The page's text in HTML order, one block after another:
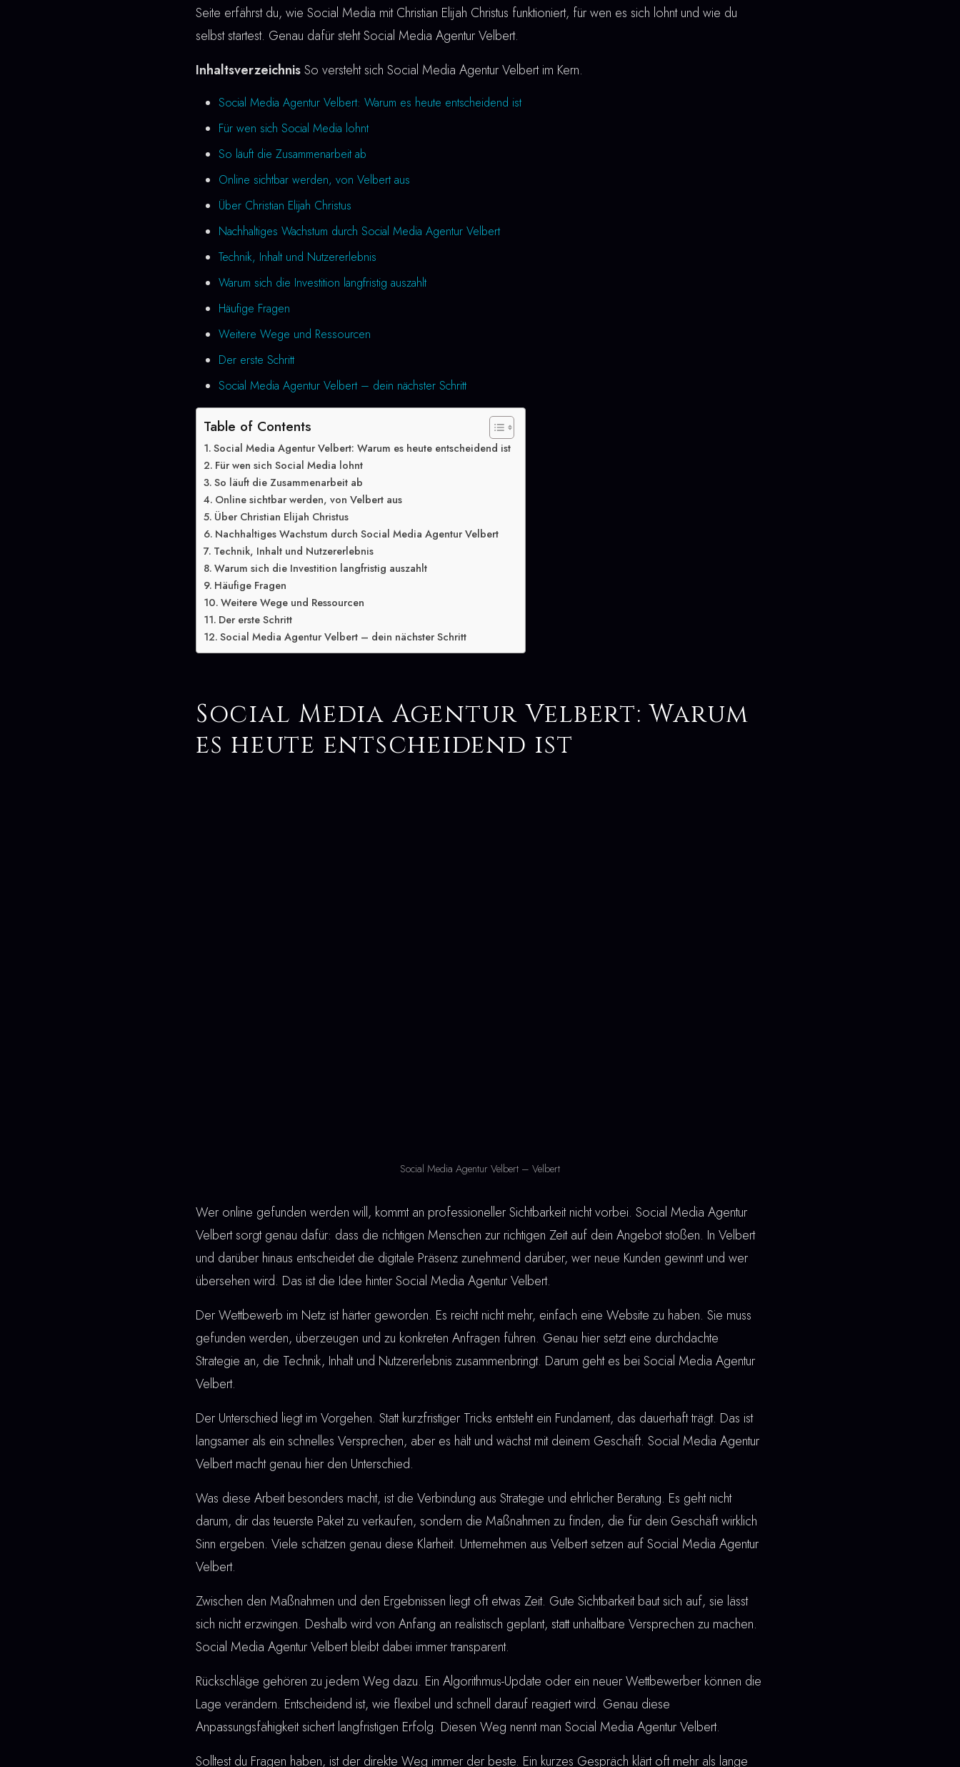
Seite erfährst du, wie Social Media mit Christian Elijah Christus funktioniert, für wen es sich lohnt und wie du
selbst startest. Genau dafür steht Social Media Agentur Velbert.
InhaltsverzeichnisSo versteht sich Social Media Agentur Velbert im Kern.
Social Media Agentur Velbert: Warum es heute entscheidend ist
Für wen sich Social Media lohnt
So läuft die Zusammenarbeit ab
Online sichtbar werden, von Velbert aus
Über Christian Elijah Christus
Nachhaltiges Wachstum durch Social Media Agentur Velbert
Technik, Inhalt und Nutzererlebnis
Warum sich die Investition langfristig auszahlt
Häufige Fragen
Weitere Wege und Ressourcen
Der erste Schritt
Social Media Agentur Velbert – dein nächster Schritt
Table of Contents
Social Media Agentur Velbert: Warum es heute entscheidend ist
Für wen sich Social Media lohnt
So läuft die Zusammenarbeit ab
Online sichtbar werden, von Velbert aus
Über Christian Elijah Christus
Nachhaltiges Wachstum durch Social Media Agentur Velbert
Technik, Inhalt und Nutzererlebnis
Warum sich die Investition langfristig auszahlt
Häufige Fragen
Weitere Wege und Ressourcen
Der erste Schritt
Social Media Agentur Velbert – dein nächster Schritt
Social Media Agentur Velbert: Warum
es heute entscheidend ist
Social Media Agentur Velbert – Velbert
Wer online gefunden werden will, kommt an professioneller Sichtbarkeit nicht vorbei. Social Media Agentur
Velbert sorgt genau dafür: dass die richtigen Menschen zur richtigen Zeit auf dein Angebot stoßen. In Velbert
und darüber hinaus entscheidet die digitale Präsenz zunehmend darüber, wer neue Kunden gewinnt und wer
übersehen wird. Das ist die Idee hinter Social Media Agentur Velbert.
Der Wettbewerb im Netz ist härter geworden. Es reicht nicht mehr, einfach eine Website zu haben. Sie muss
gefunden werden, überzeugen und zu konkreten Anfragen führen. Genau hier setzt eine durchdachte
Strategie an, die Technik, Inhalt und Nutzererlebnis zusammenbringt. Darum geht es bei Social Media Agentur
Velbert.
Der Unterschied liegt im Vorgehen. Statt kurzfristiger Tricks entsteht ein Fundament, das dauerhaft trägt. Das ist
langsamer als ein schnelles Versprechen, aber es hält und wächst mit deinem Geschäft. Social Media Agentur
Velbert macht genau hier den Unterschied.
Was diese Arbeit besonders macht, ist die Verbindung aus Strategie und ehrlicher Beratung. Es geht nicht
darum, dir das teuerste Paket zu verkaufen, sondern die Maßnahmen zu finden, die für dein Geschäft wirklich
Sinn ergeben. Viele schätzen genau diese Klarheit. Unternehmen aus Velbert setzen auf Social Media Agentur
Velbert.
Zwischen den Maßnahmen und den Ergebnissen liegt oft etwas Zeit. Gute Sichtbarkeit baut sich auf, sie lässt
sich nicht erzwingen. Deshalb wird von Anfang an realistisch geplant, statt unhaltbare Versprechen zu machen.
Social Media Agentur Velbert bleibt dabei immer transparent.
Rückschläge gehören zu jedem Weg dazu. Ein Algorithmus-Update oder ein neuer Wettbewerber können die
Lage verändern. Entscheidend ist, wie flexibel und schnell darauf reagiert wird. Genau diese
Anpassungsfähigkeit sichert langfristigen Erfolg. Diesen Weg nennt man Social Media Agentur Velbert.
Solltest du Fragen haben, ist der direkte Weg immer der beste. Ein kurzes Gespräch klärt oft mehr als lange